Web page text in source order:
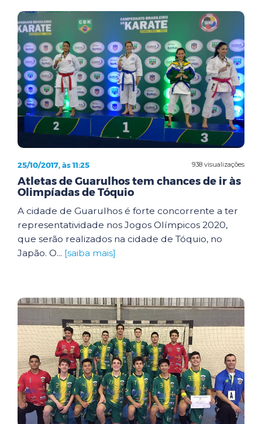
938 visualizações
25/10/2017, às 11:25
Atletas de Guarulhos tem chances de ir às
Olimpíadas de Tóquio
A cidade de Guarulhos é forte concorrente a ter
representatividade nos Jogos Olímpicos 2020,
que serão realizados na cidade de Tóquio, no
Japão. O... [saiba mais]